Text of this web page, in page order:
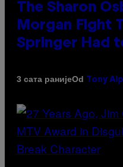
The Sharon
Morgan Fight
Springer Had
3 сата ранијеOd Tony